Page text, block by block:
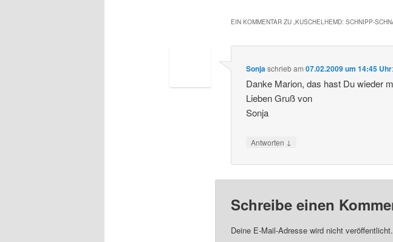
EIN KOMMENTAR ZU „ KUSCHELHEMD: SCHNIPP-
Sonjaschriebam07.02.2009 um 14:45 Uhr:
Danke Marion, das hast Du wieder
Lieben Gruß von
Sonja
Antworten ↓
Schreibe einen
Deine E-Mail-Adresse wird nicht veröffentlicht.